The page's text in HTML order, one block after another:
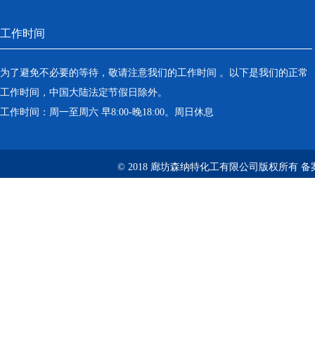
工作时间
为了避免不必要的等待，敬请注意我们的工作时间 。以下是我们的正常
工作时间，中国大陆法定节假日除外。
工作时间：周一至周六 早8:00-晚18:00。周日休息
© 2018 廊坊森纳特化工有限公司版权所有 备